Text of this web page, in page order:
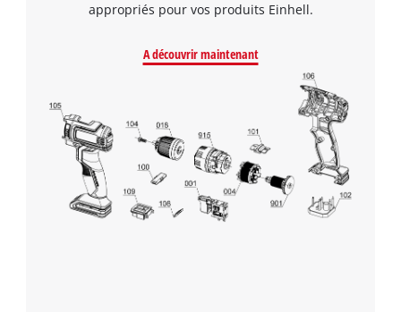
appropriés pour vos produits Einhell.
A découvrir maintenant